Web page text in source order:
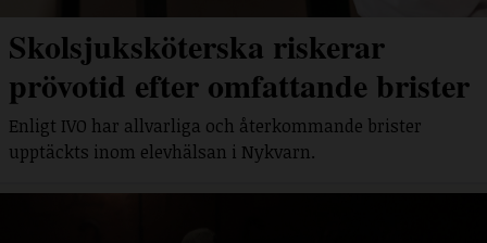
Skolsjuksköterska riskerar
prövotid efter omfattande brister
Enligt IVO har allvarliga och återkommande brister
upptäckts inom elevhälsan i Nykvarn.